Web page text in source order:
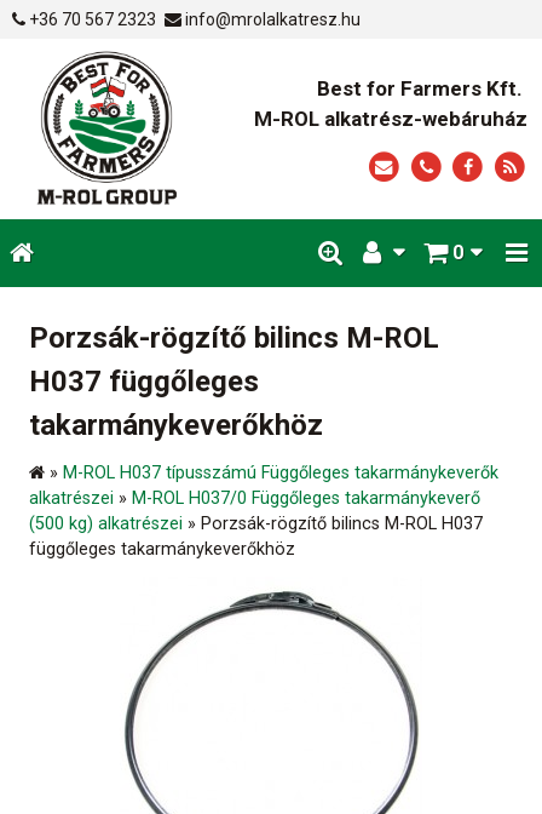
+36 70 567 2323 info@mrolalkatresz.hu
Best for Farmers Kft.
M-ROL alkatrész-webáruház
0
Porzsák-rögzítő bilincs M-ROL
H037 függőleges
takarmánykeverőkhöz
» M-ROL H037 típusszámú Függőleges takarmánykeverők
alkatrészei » M-ROL H037/0 Függőleges takarmánykeverő
(500 kg) alkatrészei » Porzsák-rögzítő bilincs M-ROL H037
függőleges takarmánykeverőkhöz